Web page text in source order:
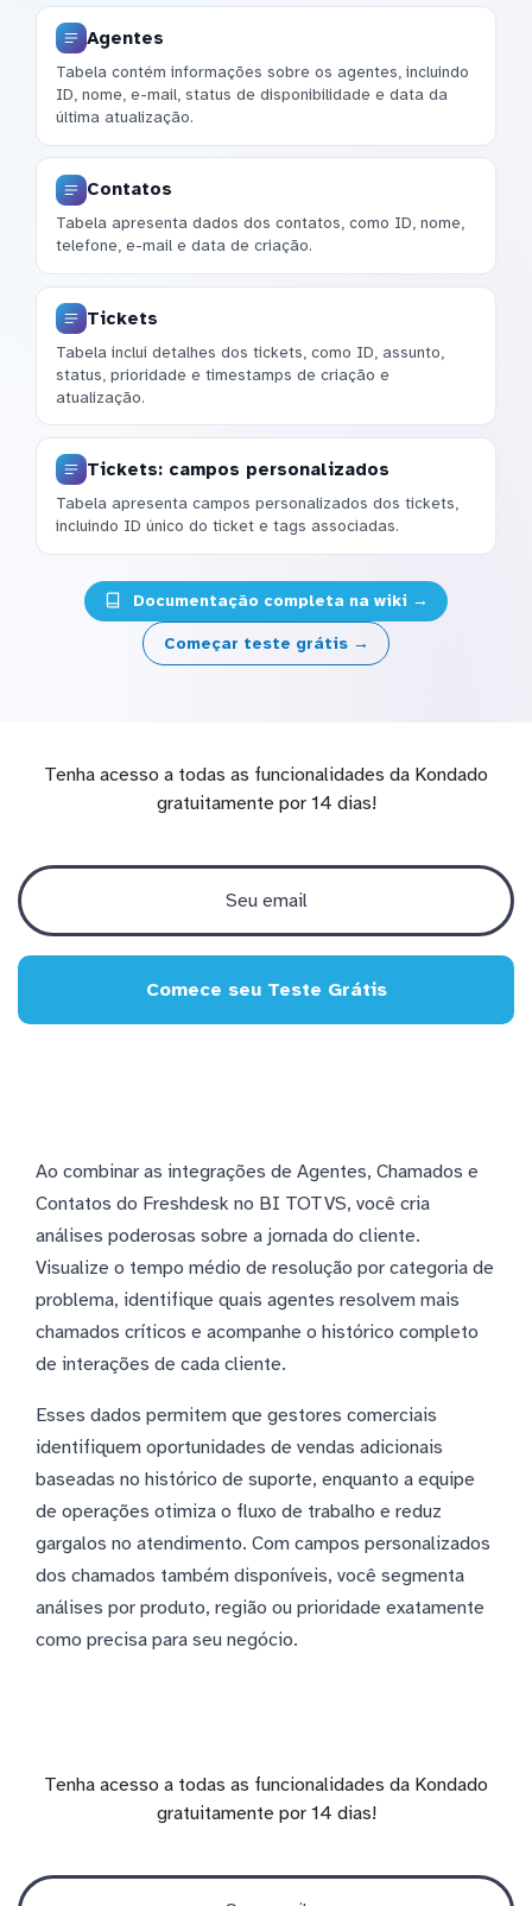
Agentes
Tabela contém informações sobre os agentes, incluindo
ID, nome, e-mail, status de disponibilidade e data da
última atualização.
Contatos
Tabela apresenta dados dos contatos, como ID, nome,
telefone, e-mail e data de criação.
Tickets
Tabela inclui detalhes dos tickets, como ID, assunto,
status, prioridade e timestamps de criação e
atualização.
Tickets: campos personalizados
Tabela apresenta campos personalizados dos tickets,
incluindo ID único do ticket e tags associadas.
Documentação completa na wiki →
Começar teste grátis →
Tenha acesso a todas as funcionalidades da Kondado
gratuitamente por 14 dias!
Comece seu Teste Grátis
Ao combinar as integrações de Agentes, Chamados e
Contatos do Freshdesk no BI TOTVS, você cria
análises poderosas sobre a jornada do cliente.
Visualize o tempo médio de resolução por categoria de
problema, identifique quais agentes resolvem mais
chamados críticos e acompanhe o histórico completo
de interações de cada cliente.
Esses dados permitem que gestores comerciais
identifiquem oportunidades de vendas adicionais
baseadas no histórico de suporte, enquanto a equipe
de operações otimiza o fluxo de trabalho e reduz
gargalos no atendimento. Com campos personalizados
dos chamados também disponíveis, você segmenta
análises por produto, região ou prioridade exatamente
como precisa para seu negócio.
Tenha acesso a todas as funcionalidades da Kondado
gratuitamente por 14 dias!